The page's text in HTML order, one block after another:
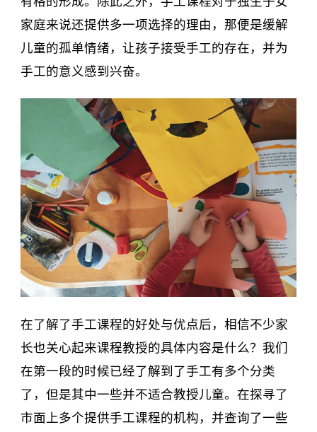
家庭来说还提供多一项选择的理由，那便是缓解
儿童的孤单情绪，让孩子接受手工的存在，并为
手工的意义感到兴奋。
在了解了手工课程的好处与优点后，相信不少家
长也关心起来课程教授的具体内容是什么？我们
在第一段的时候已经了解到了手工有多个分类
了，但是其中一些并不适合教授儿童。在探寻了
市面上多个提供手工课程的机构，并查询了一些